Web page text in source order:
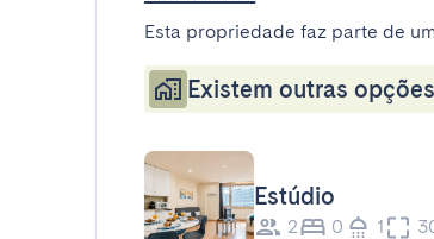
Esta propriedade faz parte de
Existem outras
Estúdio
2 0 1